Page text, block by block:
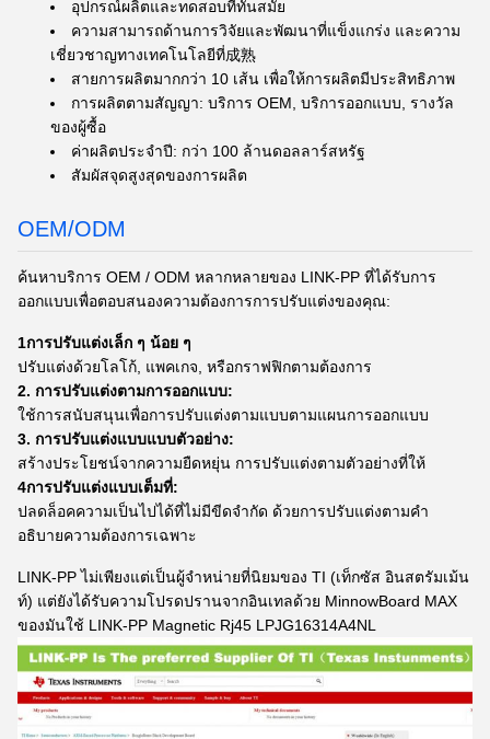
อุปกรณ์ผลิตและทดสอบที่ทันสมัย
ความสามารถด้านการวิจัยและพัฒนาที่แข็งแกร่ง และความ
เชี่ยวชาญทางเทคโนโลยีที่成熟
สายการผลิตมากกว่า 10 เส้น เพื่อให้การผลิตมีประสิทธิภาพ
การผลิตตามสัญญา: บริการ OEM, บริการออกแบบ, รางวัล
ของผู้ซื้อ
ค่าผลิตประจําปี: กว่า 100 ล้านดอลลาร์สหรัฐ
สัมผัสจุดสูงสุดของการผลิต
OEM/ODM
ค้นหาบริการ OEM / ODM หลากหลายของ LINK-PP ที่ได้รับการ
ออกแบบเพื่อตอบสนองความต้องการการปรับแต่งของคุณ:
1การปรับแต่งเล็ก ๆ น้อย ๆ
ปรับแต่งด้วยโลโก้, แพคเกจ, หรือกราฟฟิกตามต้องการ
2. การปรับแต่งตามการออกแบบ:
ใช้การสนับสนุนเพื่อการปรับแต่งตามแบบตามแผนการออกแบบ
3. การปรับแต่งแบบแบบตัวอย่าง:
สร้างประโยชน์จากความยืดหยุ่น การปรับแต่งตามตัวอย่างที่ให้
4การปรับแต่งแบบเต็มที่:
ปลดล็อคความเป็นไปได้ที่ไม่มีขีดจํากัด ด้วยการปรับแต่งตามคํา
อธิบายความต้องการเฉพาะ
LINK-PP ไม่เพียงแต่เป็นผู้จําหน่ายที่นิยมของ TI (เท็กซัส อินสตรัมเม้น
ท์) แต่ยังได้รับความโปรดปรานจากอินเทลด้วย MinnowBoard MAX
ของมันใช้ LINK-PP Magnetic Rj45 LPJG16314A4NL